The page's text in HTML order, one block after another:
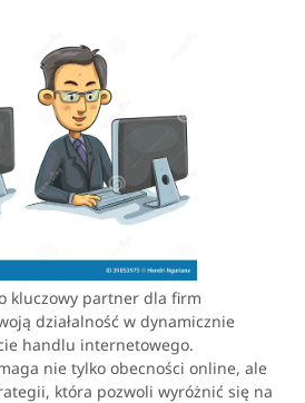
kluczowy partner dla firm
działalność w dynamicznie
handlu internetowego.
nie tylko obecności online, ale
która pozwoli wyróżnić się na